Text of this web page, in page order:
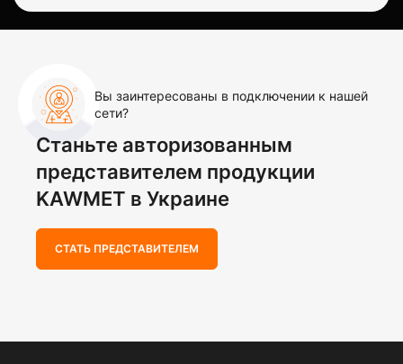
Вы заинтересованы в подключении к нашей
сети?
Станьте авторизованным
представителем продукции
KAWMET в Украине
СТАТЬ ПРЕДСТАВИТЕЛЕМ